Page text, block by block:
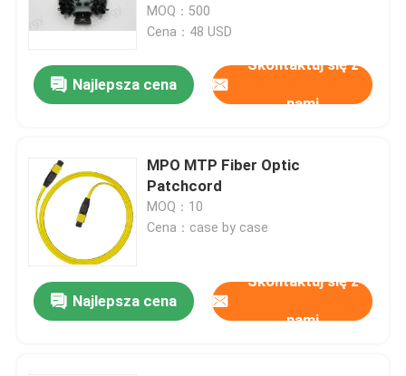
dystrybucyjna z wodoodpornym
złącza
MOQ：500
Cena：48 USD
Najlepsza cena
Skontaktuj się z
nami
MPO MTP Fiber Optic
Patchcord
MOQ：10
Cena：case by case
Najlepsza cena
Skontaktuj się z
nami